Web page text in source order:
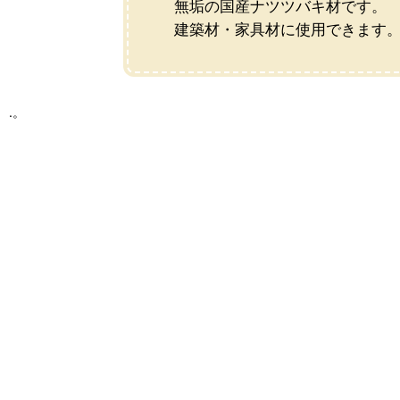
無垢の国産ナツツバキ材です。
建築材・家具材に使用できます
.。